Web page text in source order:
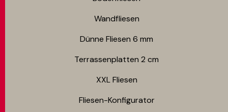
Wandfliesen
Dünne Fliesen 6 mm​
Terrassenplatten 2 cm
XXL Fliesen
Fliesen-Konfigurator